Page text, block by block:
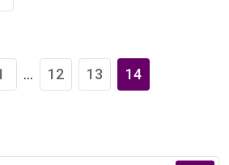
... 12 13 14